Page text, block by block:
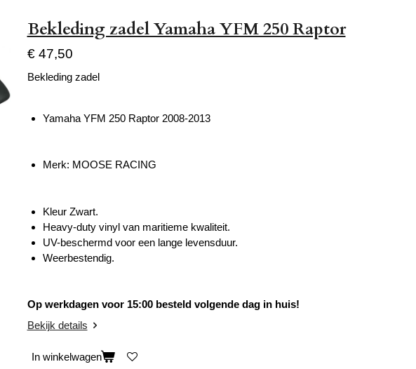
Bekleding zadel Yamaha YFM 250 Raptor
€ 47,50
Bekleding zadel
Yamaha YFM 250 Raptor 2008-2013
Merk: MOOSE RACING
Kleur Zwart.
Heavy-duty vinyl van maritieme kwaliteit.
UV-beschermd voor een lange levensduur.
Weerbestendig.
Op werkdagen voor 15:00 besteld volgende dag in huis!
Bekijk details
In winkelwagen